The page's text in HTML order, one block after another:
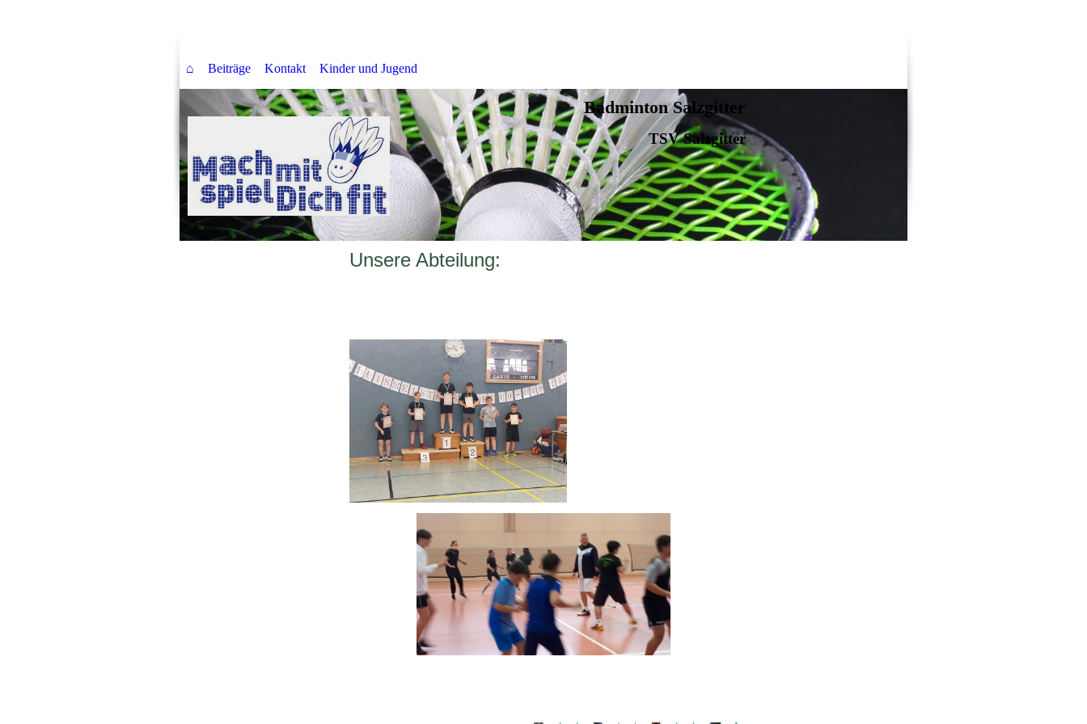
⌂ Beiträge Kontakt Kinder und Jugend
Badminton Salzgitter
TSV Salzgitter
Unsere Abteilung: